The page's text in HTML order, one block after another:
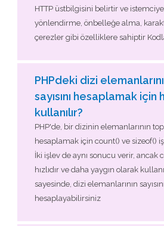
HTTP üstbilgisini belirtir ve
yönlendirme, önbelleğe alma,
çerezler gibi özelliklere sahiptir
PHPdeki dizi
sayısını hesaplamak
kullanılır?
PHP'de, bir dizinin elemanlarının
hesaplamak için count() ve sizeof()
İki işlev de aynı sonucu verir, ancak
hızlıdır ve daha yaygın olarak
sayesinde, dizi elemanlarının
hesaplayabilirsiniz